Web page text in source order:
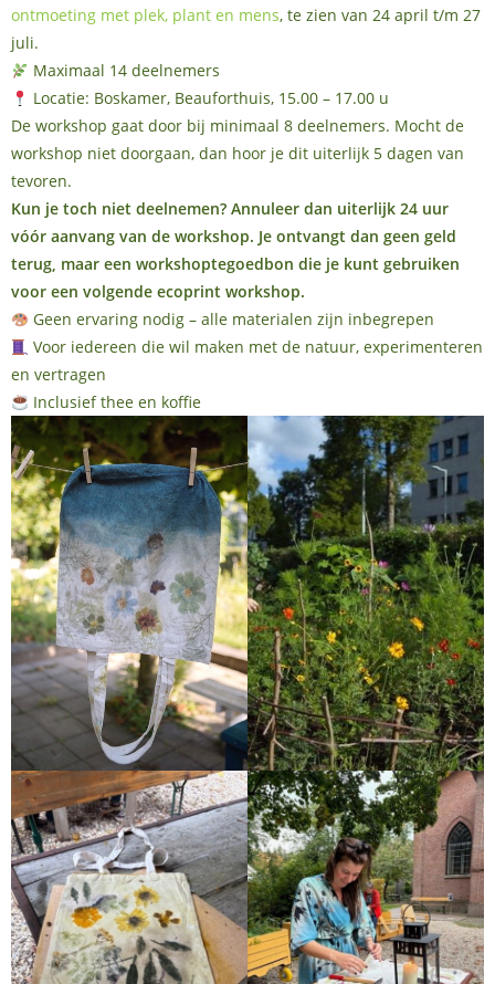
ontmoeting met plek, plant en mens, te zien van 24 april t/m 27
juli.
Maximaal 14 deelnemers
Locatie: Boskamer, Beauforthuis, 15.00 – 17.00 u
De workshop gaat door bij minimaal 8 deelnemers. Mocht de
workshop niet doorgaan, dan hoor je dit uiterlijk 5 dagen van
tevoren.
Kun je toch niet deelnemen? Annuleer dan uiterlijk 24 uur
vóór aanvang van de workshop. Je ontvangt dan geen geld
terug, maar een workshoptegoedbon die je kunt gebruiken
voor een volgende ecoprint workshop.
Geen ervaring nodig – alle materialen zijn inbegrepen
Voor iedereen die wil maken met de natuur, experimenteren
en vertragen
Inclusief thee en koffie